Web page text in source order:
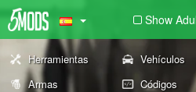
Show
Herramientas Vehículos
Armas
Códigos